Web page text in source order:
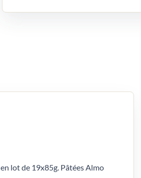
lot de 19x85g. Pâtées Almo